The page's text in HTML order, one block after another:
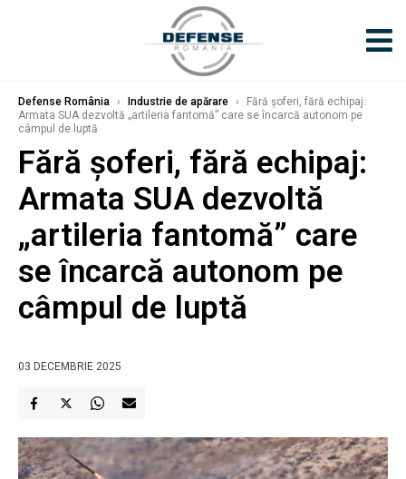
Defense România › Industrie de apărare ›
Fără șoferi, fără echipaj:
Armata SUA dezvoltă „artileria fantomă” care se încarcă autonom pe
câmpul de luptă
Fără șoferi, fără echipaj:
Armata SUA dezvoltă
„artileria fantomă” care
se încarcă autonom pe
câmpul de luptă
03 DECEMBRIE 2025